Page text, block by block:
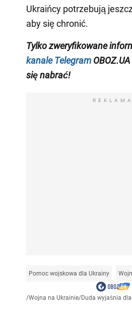
Ukraińcy potrzebują
aby się chronić.
Tylko zweryfikowane
kanale TelegramOBOZ.UA
się nabrać!
REKLAMA
Pomoc wojskowa dla Ukrainy
/Wojna na Ukrainie/Duda wyjaśnia